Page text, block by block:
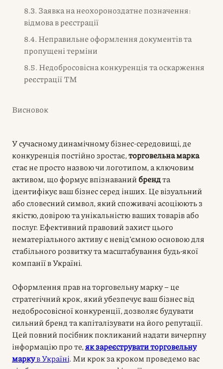
8.3. Заявка на неохороноздатне позначення:
відмова в реєстрації
8.4. Неправильне оформлення документів та
пропущені терміни
8.5. Недобросовісна конкуренція та оскарження
реєстрації ТМ
Висновок
У сучасному динамічному бізнес-середовищі, де
конкуренція постійно зростає,торговельна марка
стає не просто назвою чи логотипом, а ключовим
активом, що формує впізнаванийбрендта
ідентифікує ваш бізнес серед інших. Це візуальний
або словесний символ, який споживачі асоціюють з
якістю, довірою та унікальністю ваших товарів або
послуг. Ефективний правовий захист цього
нематеріального активу є невід’ємною основою для
стабільного розвитку та масштабування будь-якої
компанії в Україні.
Оформлення прав на торговельну марку – це
стратегічний крок, який убезпечує ваш бізнес від
недобросовісної конкуренції, дозволяє будувати
сильний бренд та капіталізувати на його репутації.
Цей повний посібник покликаний надати вичерпну
інформацію про те,як зареєструвати торговельну
маркув Україні. Ми крок за кроком проведемо вас